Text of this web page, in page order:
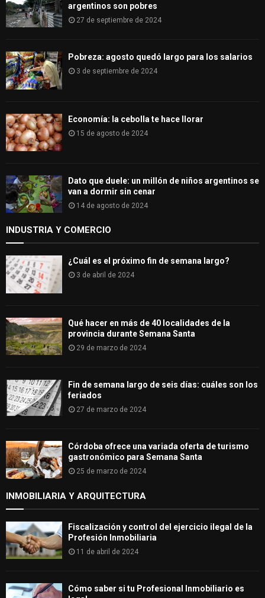
argentinos son pobres
27 de septiembre de 2024
Pobreza: agosto quedó largo para los salarios
3 de septiembre de 2024
Economía: la cebolla te hace llorar
15 de agosto de 2024
Dato que duele: un millón de niños argentinos se
van a dormir sin cenar
14 de agosto de 2024
INDUSTRIA Y COMERCIO
¿Cuál es el próximo fin de semana largo?
3 de abril de 2024
Qué hacer en más de 40 localidades de la
provincia durante Semana Santa
29 de marzo de 2024
Fin de semana largo de seis días: cuáles son los
feriados
27 de marzo de 2024
Córdoba ofrece una variada oferta de turismo
gastronómico para Semana Santa
25 de marzo de 2024
INMOBILIARIA Y ARQUITECTURA
Fiscalización y control del ejercicio ilegal de la
Profesión Inmobiliaria
11 de abril de 2024
Cómo saber si tu Profesional Inmobiliario es